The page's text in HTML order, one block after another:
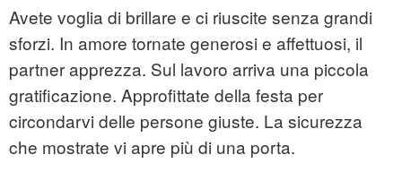
Avete voglia di brillare e ci riuscite senza grandi
sforzi. In amore tornate generosi e affettuosi, il
partner apprezza. Sul lavoro arriva una piccola
gratificazione. Approfittate della festa per
circondarvi delle persone giuste. La sicurezza
che mostrate vi apre più di una porta.